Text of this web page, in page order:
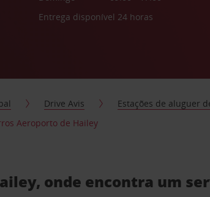
Entrega disponível 24 horas
Drive Avis Estações de aluguer
Aeroporto de Hailey
onde encontra um